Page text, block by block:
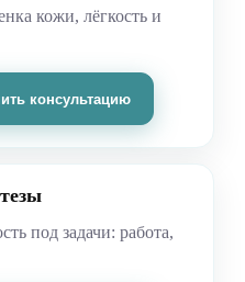
кожи, лёгкость и
консультацию
под задачи: работа,